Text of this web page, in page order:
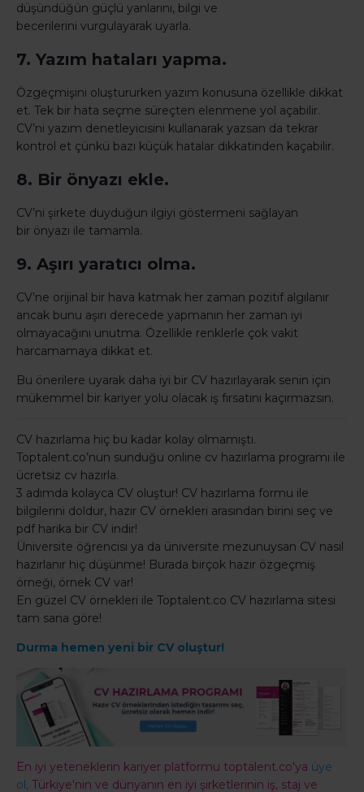
düşündüğün güçlü yanlarını, bilgi ve
becerilerini vurgulayarak uyarla.
7. Yazım hataları yapma.
Özgeçmişini oluştururken yazım konusuna özellikle dikkat
et. Tek bir hata seçme süreçten elenmene yol açabilir.
CV’ni yazım denetleyicisini kullanarak yazsan da tekrar
kontrol et çünkü bazı küçük hatalar dikkatinden kaçabilir.
8. Bir önyazı ekle.
CV’ni şirkete duyduğun ilgiyi göstermeni sağlayan
bir önyazı ile tamamla.
9. Aşırı yaratıcı olma.
CV’ne orijinal bir hava katmak her zaman pozitif algılanır
ancak bunu aşırı derecede yapmanın her zaman iyi
olmayacağını unutma. Özellikle renklerle çok vakit
harcamamaya dikkat et.
Bu önerilere uyarak daha iyi bir CV hazırlayarak senin için
mükemmel bir kariyer yolu olacak iş fırsatını kaçırmazsın.
CV hazırlama hiç bu kadar kolay olmamıştı.
Toptalent.co’nun sunduğu online cv hazırlama programı ile
ücretsiz cv hazırla.
3 adımda kolayca CV oluştur! CV hazırlama formu ile
bilgilerini doldur, hazır CV örnekleri arasından birini seç ve
pdf harika bir CV indir!
Üniversite öğrencisi ya da üniversite mezunuysan CV nasıl
hazırlanır hiç düşünme! Burada birçok hazır özgeçmiş
örneği, örnek CV var!
En güzel CV örnekleri ile Toptalent.co CV hazırlama sitesi
tam sana göre!
Durma hemen yeni bir CV oluştur!
En iyi yeteneklerin kariyer platformu toptalent.co'ya üye
ol, Türkiye'nin ve dünyanın en iyi şirketlerinin iş, staj ve